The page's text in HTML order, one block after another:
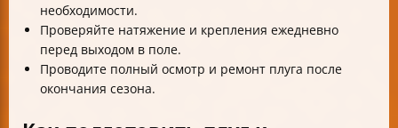
необходимости.
Проверяйте натяжение и крепления ежедневно
перед выходом в поле.
Проводите полный осмотр и ремонт плуга после
окончания сезона.